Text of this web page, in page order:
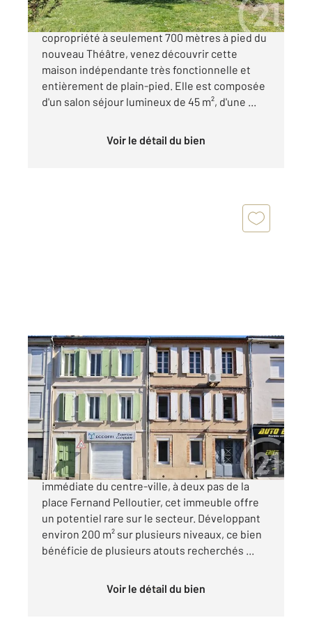
ALBI secteur Faculté, adjacente à une
copropriété à seulement 700 mètres à pied du
nouveau Théâtre, venez découvrir cette
maison indépendante très fonctionnelle et
entièrement de plain-pied. Elle est composée
d'un salon séjour lumineux de 45 m², d'une ...
Voir le détail du bien
ALBI 81
181,63 m
, 10 pièces
Ref : 13309
Maison à vendre
280 000 €
IDEAL INVESTISSEUR ! ALBI situé à proximité
immédiate du centre-ville, à deux pas de la
place Fernand Pelloutier, cet immeuble offre
un potentiel rare sur le secteur. Développant
environ 200 m² sur plusieurs niveaux, ce bien
bénéficie de plusieurs atouts recherchés ...
Voir le détail du bien